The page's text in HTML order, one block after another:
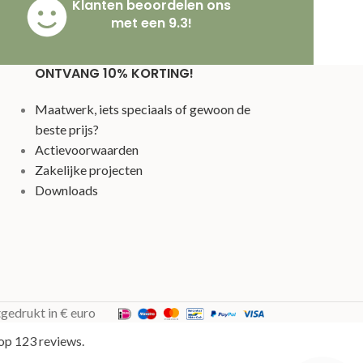
Klanten beoordelen ons
met een 9.3!
ONTVANG 10% KORTING!
Maatwerk, iets speciaals of gewoon de
beste prijs?
Actievoorwaarden
Zakelijke projecten
Downloads
in € euro
123 reviews.